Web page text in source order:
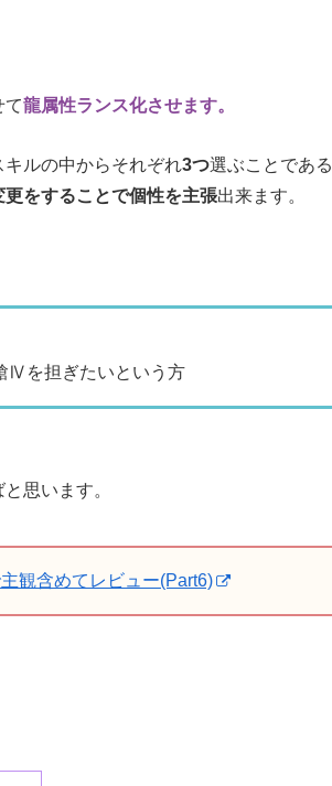
て龍属性ランス化させます。
ルの中からそれぞれ3つ選ぶことである
更をすることで個性を主張出来ます。
Ⅳを担ぎたいという方
思います。
観含めてレビュー(Part6)